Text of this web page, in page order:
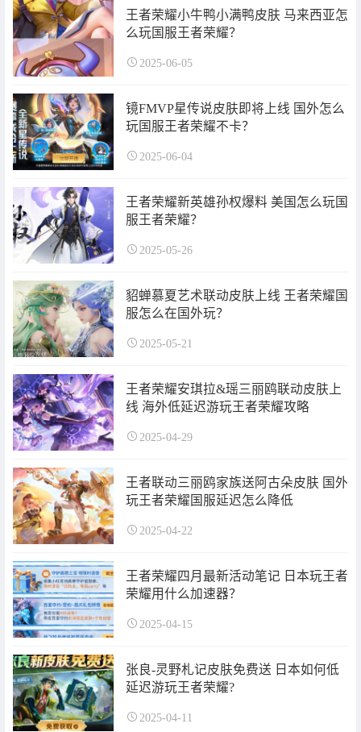
王者荣耀小牛鸭小满鸭皮肤 马来西亚怎
么玩国服王者荣耀？
2025-06-05
镜FMVP星传说皮肤即将上线 国外怎么
玩国服王者荣耀不卡？
2025-06-04
王者荣耀新英雄孙权爆料 美国怎么玩国
服王者荣耀？
2025-05-26
貂蝉慕夏艺术联动皮肤上线 王者荣耀国
服怎么在国外玩？
2025-05-21
王者荣耀安琪拉&瑶三丽鸥联动皮肤上
线 海外低延迟游玩王者荣耀攻略
2025-04-29
王者联动三丽鸥家族送阿古朵皮肤 国外
玩王者荣耀国服延迟怎么降低
2025-04-22
王者荣耀四月最新活动笔记 日本玩王者
荣耀用什么加速器？
2025-04-15
张良-灵野札记皮肤免费送 日本如何低
延迟游玩王者荣耀?
2025-04-11